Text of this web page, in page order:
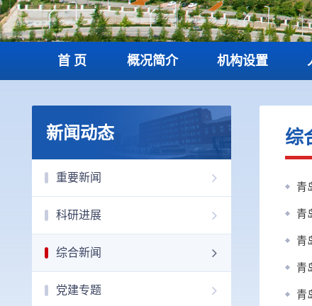
首 页 概况简介 机构设置
新闻动态
重要新闻
科研进展
综合新闻
党建专题
综
青
青
青
青
青